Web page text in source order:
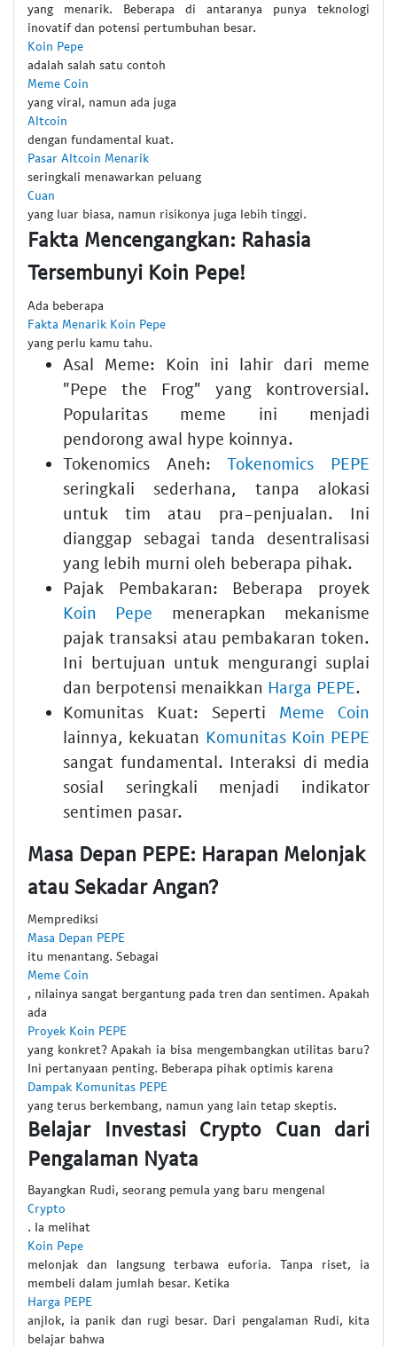
yang menarik. Beberapa di antaranya punya teknologi
inovatif dan potensi pertumbuhan besar.
Koin Pepe
adalah salah satu contoh
Meme Coin
yang viral, namun ada juga
Altcoin
dengan fundamental kuat.
Pasar Altcoin Menarik
seringkali menawarkan peluang
Cuan
yang luar biasa, namun risikonya juga lebih tinggi.
Fakta Mencengangkan: Rahasia
Tersembunyi Koin Pepe!
Ada beberapa
Fakta Menarik Koin Pepe
yang perlu kamu tahu.
Asal Meme: Koin ini lahir dari meme
"Pepe the Frog" yang kontroversial.
Popularitas meme ini menjadi
pendorong awal hype koinnya.
Tokenomics Aneh:Tokenomics PEPE
seringkali sederhana, tanpa alokasi
untuk tim atau pra-penjualan. Ini
dianggap sebagai tanda desentralisasi
yang lebih murni oleh beberapa pihak.
Pajak Pembakaran: Beberapa proyek
Koin Pepe menerapkan mekanisme
pajak transaksi atau pembakaran token.
Ini bertujuan untuk mengurangi suplai
dan berpotensi menaikkan Harga PEPE.
Komunitas Kuat: Seperti Meme Coin
lainnya, kekuatan Komunitas Koin PEPE
sangat fundamental. Interaksi di media
sosial seringkali menjadi indikator
sentimen pasar.
Masa Depan PEPE: Harapan Melonjak
atau Sekadar Angan?
Memprediksi
Masa Depan PEPE
itu menantang. Sebagai
Meme Coin
, nilainya sangat bergantung pada tren dan sentimen. Apakah
ada
Proyek Koin PEPE
yang konkret? Apakah ia bisa mengembangkan utilitas baru?
Ini pertanyaan penting. Beberapa pihak optimis karena
Dampak Komunitas PEPE
yang terus berkembang, namun yang lain tetap skeptis.
Belajar Investasi Crypto Cuan dari
Pengalaman Nyata
Bayangkan Rudi, seorang pemula yang baru mengenal
Crypto
. Ia melihat
Koin Pepe
melonjak dan langsung terbawa euforia. Tanpa riset, ia
membeli dalam jumlah besar. Ketika
Harga PEPE
anjlok, ia panik dan rugi besar. Dari pengalaman Rudi, kita
belajar bahwa